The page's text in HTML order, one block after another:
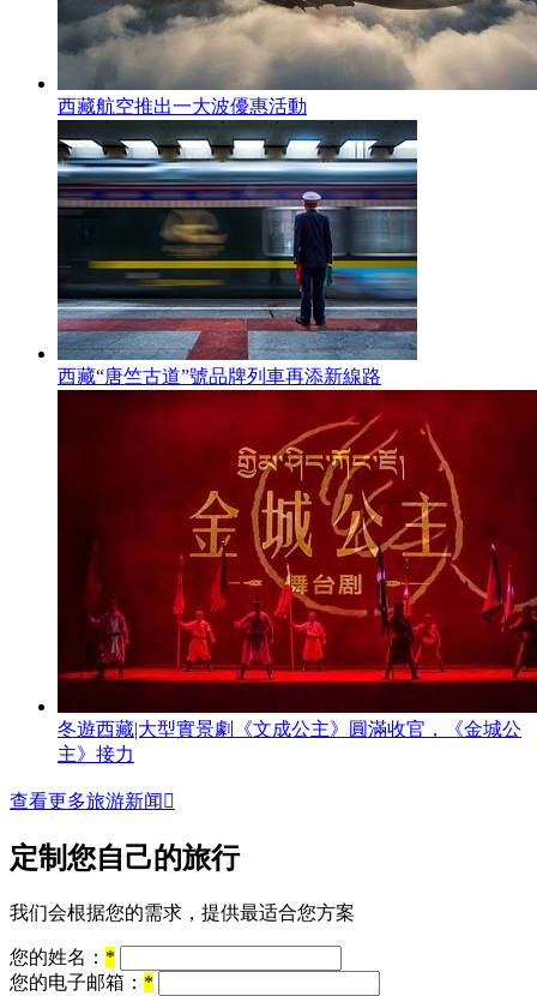
西藏航空推出一大波優惠活動
西藏“唐竺古道”號品牌列車再添新線路
冬遊西藏|大型實景劇《文成公主》圓滿收官，《金城公
主》接力
查看更多旅游新闻 
定制您自己的旅行
我们会根据您的需求，提供最适合您方案
您的姓名： *
您的电子邮箱： *